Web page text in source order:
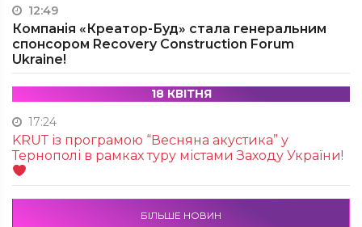
12:49
Компанія «Креатор-Буд» стала генеральним
спонсором Recovery Construction Forum
Ukraine!
18 КВІТНЯ
17:24
KRUТ із програмою “Весняна акустика” у
Тернополі в рамках туру містами Заходу України!
БІЛЬШЕ НОВИН